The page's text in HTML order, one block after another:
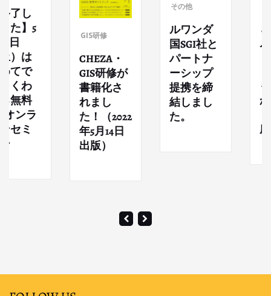
5
ラ
GIS研修
CHEZA・
GIS研修が
書籍化さ
れまし
た！（2022
年5月14日
出版）
その他
ルワンダ
国SGI社と
パートナ
ーシップ
提携を締
結しまし
た。
まし
月17日
もよ
か
座）